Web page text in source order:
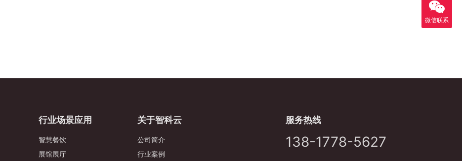
行业场景应用
智慧餐饮
展馆展厅
关于智科云
公司简介
行业案例
服务热线
138-1778-5627
微信联系